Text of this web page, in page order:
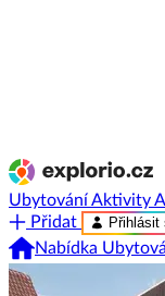
UbytováníAktivity
Přidat
Přihlásit
Nabídka